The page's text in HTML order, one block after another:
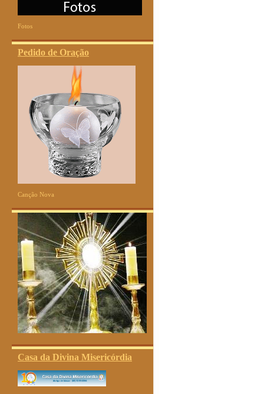
Fotos
Pedido de Oração
Canção Nova
Casa da Divina Misericórdia